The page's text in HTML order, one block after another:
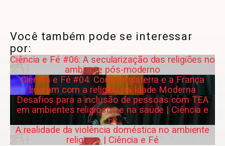
Você também pode se interessar
por:
Ciência e Fé #06: A secularização das religiões no
ambiente pós-moderno
Ciência e Fé #04: Como Inglaterra e a França
lidaram com a religião na Idade Moderna
Desafios para a inclusão de pessoas com TEA
em ambientes religiosos e na saúde | Ciência e
Fé
A realidade da violência doméstica no ambiente
religioso | Ciência e Fé